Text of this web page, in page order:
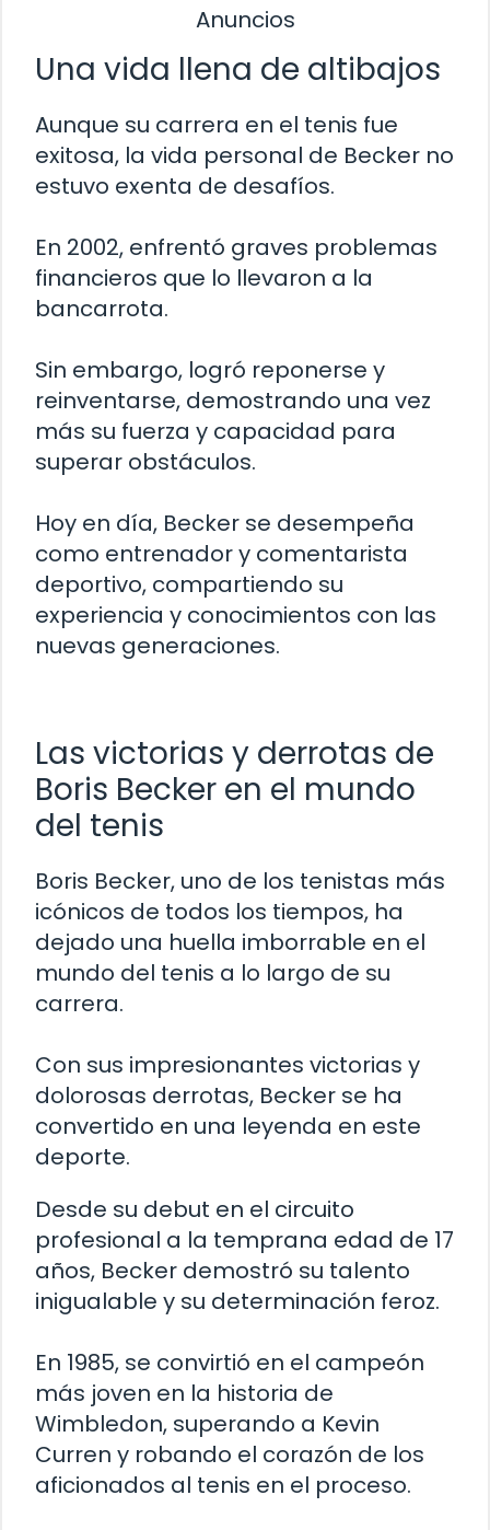
Anuncios
Una vida llena de altibajos
Aunque su carrera en el tenis fue
exitosa, la vida personal de Becker no
estuvo exenta de desafíos.
En 2002, enfrentó graves problemas
financieros que lo llevaron a la
bancarrota.
Sin embargo, logró reponerse y
reinventarse, demostrando una vez
más su fuerza y capacidad para
superar obstáculos.
Hoy en día, Becker se desempeña
como entrenador y comentarista
deportivo, compartiendo su
experiencia y conocimientos con las
nuevas generaciones.
Las victorias y derrotas de
Boris Becker en el mundo
del tenis
Boris Becker, uno de los tenistas más
icónicos de todos los tiempos, ha
dejado una huella imborrable en el
mundo del tenis a lo largo de su
carrera.
Con sus impresionantes victorias y
dolorosas derrotas, Becker se ha
convertido en una leyenda en este
deporte.
Desde su debut en el circuito
profesional a la temprana edad de 17
años, Becker demostró su talento
inigualable y su determinación feroz.
En 1985, se convirtió en el campeón
más joven en la historia de
Wimbledon, superando a Kevin
Curren y robando el corazón de los
aficionados al tenis en el proceso.